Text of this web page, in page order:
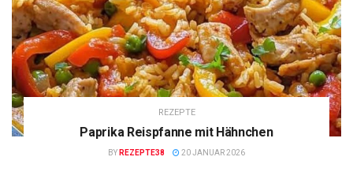
REZEPTE
Paprika Reispfanne mit Hähnchen
BY REZEPTE38 20 JANUAR 2026